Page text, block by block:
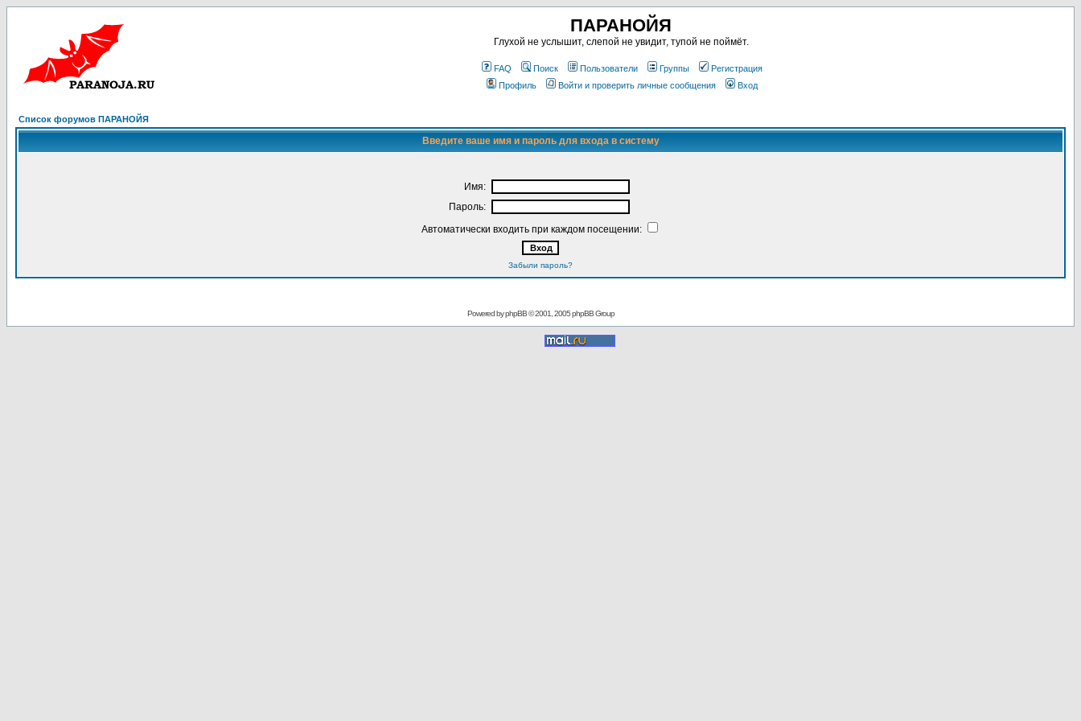
ПАРАНОЙЯ
Глухой не услышит, слепой не увидит, тупой не поймёт.
FAQ Поиск Пользователи Группы
Регистрация
Профиль
Войти и проверить личные сообщения Вход
Список форумов ПАРАНОЙЯ
Введите ваше имя и пароль для входа в систему
Имя:
Пароль:
Автоматически входить при каждом посещении:
Забыли пароль?
Powered byphpBB© 2001, 2005 phpBB Group